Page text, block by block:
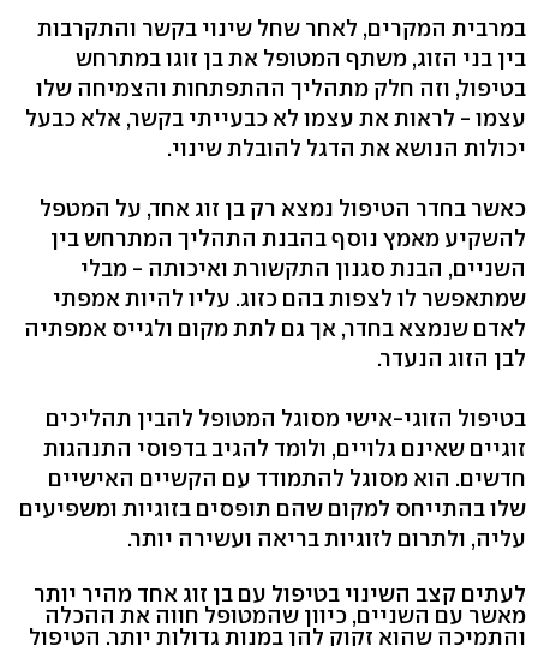
במרבית המקרים, לאחר שחל שינוי בקשר והתקרבות
בין בני הזוג, משתף המטופל את בן זוגו במתרחש
בטיפול, וזה חלק מתהליך ההתפתחות והצמיחה שלו
עצמו - לראות את עצמו לא כבעייתי בקשר, אלא כבעל
יכולות הנושא את הדגל להובלת שינוי.
כאשר בחדר הטיפול נמצא רק בן זוג אחד, על המטפל
להשקיע מאמץ נוסף בהבנת התהליך המתרחש בין
השניים, הבנת סגנון התקשורת ואיכותה - מבלי
שמתאפשר לו לצפות בהם כזוג. עליו להיות אמפתי
לאדם שנמצא בחדר, אך גם לתת מקום ולגייס אמפתיה
לבן הזוג הנעדר.
בטיפול הזוגי-אישי מסוגל המטופל להבין תהליכים
זוגיים שאינם גלויים, ולומד להגיב בדפוסי התנהגות
חדשים. הוא מסוגל להתמודד עם הקשיים האישיים
שלו בהתייחס למקום שהם תופסים בזוגיות ומשפיעים
עליה, ולתרום לזוגיות בריאה ועשירה יותר.
לעתים קצב השינוי בטיפול עם בן זוג אחד מהיר יותר
מאשר עם השניים, כיוון שהמטופל חווה את ההכלה
והתמיכה שהוא זקוק להן במנות גדולות יותר. הטיפול